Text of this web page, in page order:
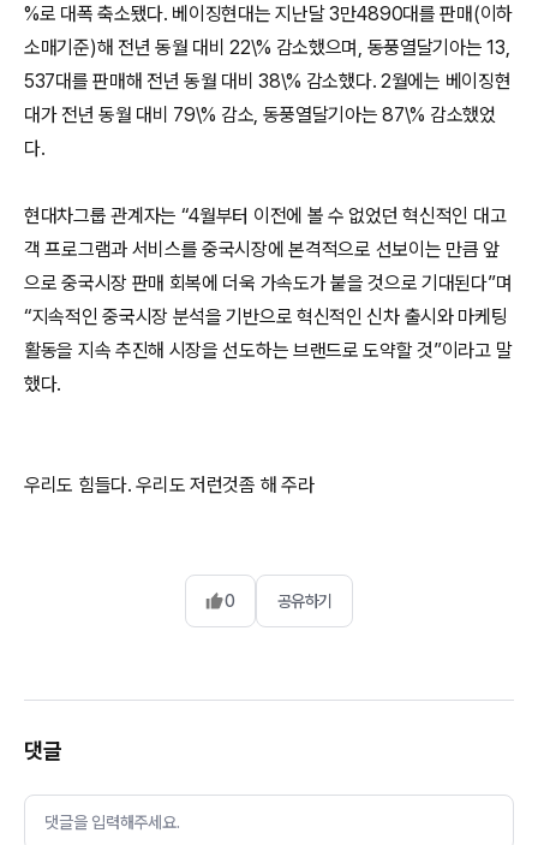
%로 대폭 축소됐다. 베이징현대는 지난달 3만4890대를 판매(이하
소매기준)해 전년 동월 대비 22\% 감소했으며, 동풍열달기아는 13,
537대를 판매해 전년 동월 대비 38\% 감소했다. 2월에는 베이징현
대가 전년 동월 대비 79\% 감소, 동풍열달기아는 87\% 감소했었
다.
현대차그룹 관계자는 “4월부터 이전에 볼 수 없었던 혁신적인 대고
객 프로그램과 서비스를 중국시장에 본격적으로 선보이는 만큼 앞
으로 중국시장 판매 회복에 더욱 가속도가 붙을 것으로 기대된다”며
“지속적인 중국시장 분석을 기반으로 혁신적인 신차 출시와 마케팅
활동을 지속 추진해 시장을 선도하는 브랜드로 도약할 것”이라고 말
했다.
우리도 힘들다. 우리도 저런것좀 해 주라
0 공유하기
댓글
댓글을 입력해주세요.